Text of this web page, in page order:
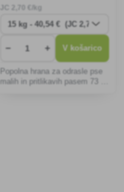
2 ,70 €/kg
− + V košarico
Popolna hrana za odrasle pse
malih in pritlikavih pasem 73 %